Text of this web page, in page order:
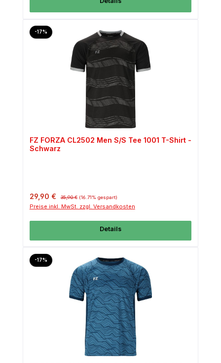
-17%Rabatt
FZ FORZA CL2502 Men S/S Tee 1001 T-Shirt -
Schwarz
Verkaufspreis:
29,90 € 35,90 € (16.71% gespart)
Preise inkl. MwSt. zzgl. Versandkosten
Details
-17%Rabatt